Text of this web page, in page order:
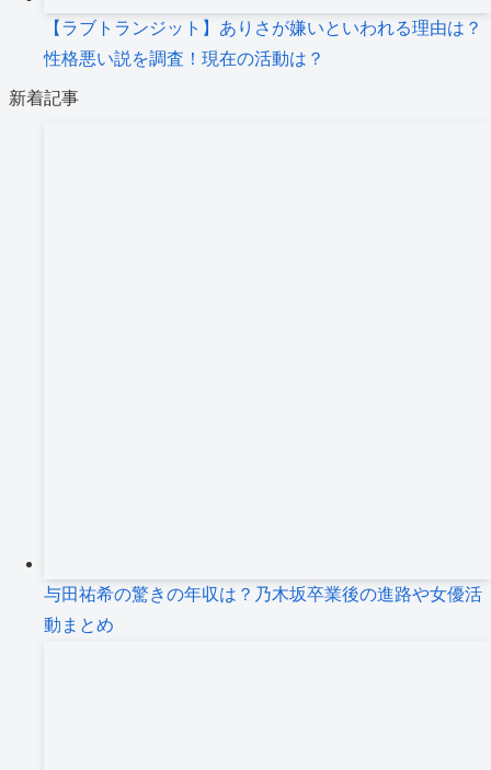
【ラブトランジット】ありさが嫌いといわれる理由は？
性格悪い説を調査！現在の活動は？
新着記事
与田祐希の驚きの年収は？乃木坂卒業後の進路や女優活
動まとめ